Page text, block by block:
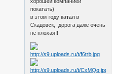
покатать)
в этом году катал в
Скадовск, дорога даже очень
не плохая!!